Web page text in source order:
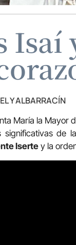
Isaí
Y ALBARRACÍN
María la Mayor
significativas de
Iserte y la